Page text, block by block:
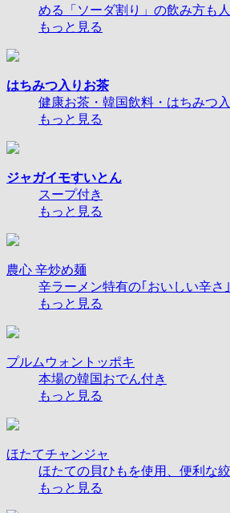
める「ソーダ割り」の飲み方も
もっと見る
はちみつ入りお茶
健康お茶・韓国飲料・はちみつ
もっと見る
ジャガイモすいとん
スープ付き
もっと見る
農心 辛炒め麺
辛ラーメン特有の｢おいしい辛さ
もっと見る
プルムウォントッポキ
本場の韓国おでん付き
もっと見る
ほたてチャンジャ
ほたての貝ひもを使用、便利な
もっと見る